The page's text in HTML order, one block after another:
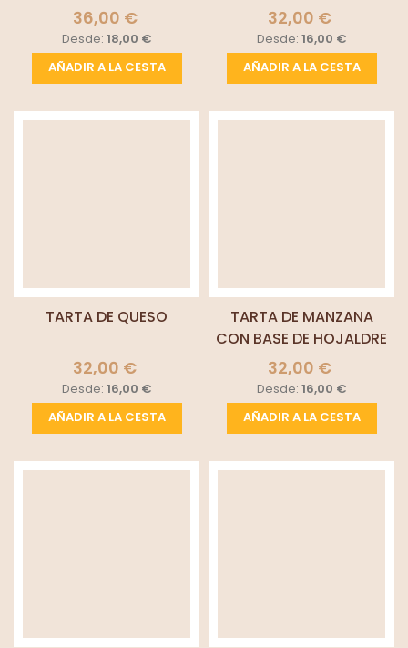
36,00 €
Desde: 18,00 €
AÑADIR A LA CESTA
32,00 €
Desde: 16,00 €
AÑADIR A LA CESTA
TARTA DE QUESO
32,00 €
Desde: 16,00 €
AÑADIR A LA CESTA
TARTA DE MANZANA
CON BASE DE HOJALDRE
32,00 €
Desde: 16,00 €
AÑADIR A LA CESTA